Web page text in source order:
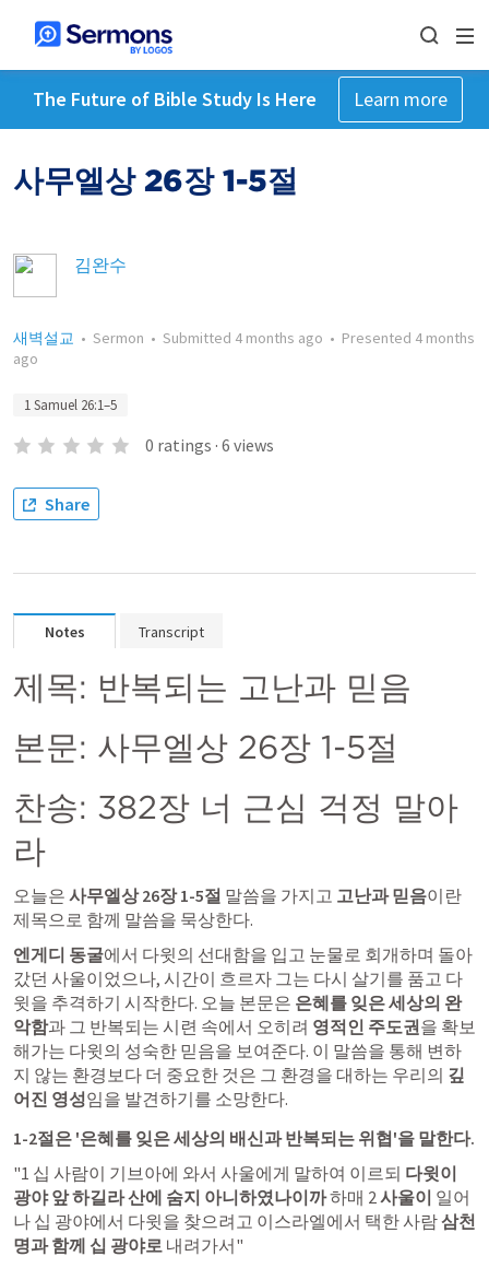
The Future of Bible Study Is Here Learn more
사무엘상 26장 1-5절
김완수
새벽설교 • Sermon • Submitted 4 months ago • Presented 4 months
ago
1 Samuel 26:1–5
0 ratings · 6 views
Share
Notes Transcript
제목: 반복되는 고난과 믿음
본문: 사무엘상 26장 1-5절
찬송: 382장 너 근심 걱정 말아
라
오늘은 사무엘상 26장 1-5절 말씀을 가지고 고난과 믿음이란
제목으로 함께 말씀을 묵상한다.
엔게디 동굴에서 다윗의 선대함을 입고 눈물로 회개하며 돌아
갔던 사울이었으나, 시간이 흐르자 그는 다시 살기를 품고 다
윗을 추격하기 시작한다. 오늘 본문은 은혜를 잊은 세상의 완
악함과 그 반복되는 시련 속에서 오히려 영적인 주도권을 확보
해가는 다윗의 성숙한 믿음을 보여준다. 이 말씀을 통해 변하
지 않는 환경보다 더 중요한 것은 그 환경을 대하는 우리의 깊
어진 영성임을 발견하기를 소망한다.
1-2절은 '은혜를 잊은 세상의 배신과 반복되는 위협'을 말한다.
"1 십 사람이 기브아에 와서 사울에게 말하여 이르되 다윗이
광야 앞 하길라 산에 숨지 아니하였나이까 하매 2 사울이 일어
나 십 광야에서 다윗을 찾으려고 이스라엘에서 택한 사람 삼천
명과 함께 십 광야로 내려가서"